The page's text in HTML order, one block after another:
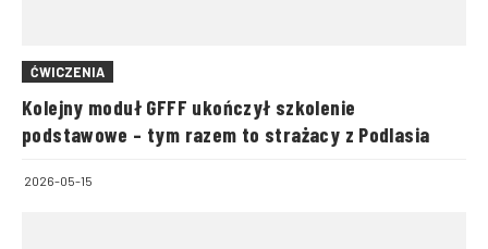
ĆWICZENIA
Kolejny moduł GFFF ukończył szkolenie
podstawowe – tym razem to strażacy z Podlasia
2026-05-15